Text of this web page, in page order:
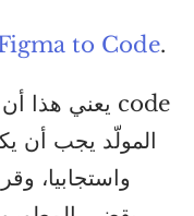
to Code.
المولّد يجب أن
واستجابيا،